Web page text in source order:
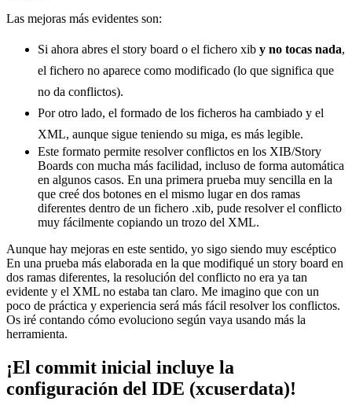
Las mejoras más evidentes son:
Si ahora abres el story board o el fichero xib y no tocas nada,
el fichero no aparece como modificado (lo que significa que
no da conflictos).
Por otro lado, el formado de los ficheros ha cambiado y el
XML, aunque sigue teniendo su miga, es más legible.
Este formato permite resolver conflictos en los XIB/Story
Boards con mucha más facilidad, incluso de forma automática
en algunos casos. En una primera prueba muy sencilla en la
que creé dos botones en el mismo lugar en dos ramas
diferentes dentro de un fichero .xib, pude resolver el conflicto
muy fácilmente copiando un trozo del XML.
Aunque hay mejoras en este sentido, yo sigo siendo muy escéptico
En una prueba más elaborada en la que modifiqué un story board en
dos ramas diferentes, la resolución del conflicto no era ya tan
evidente y el XML no estaba tan claro. Me imagino que con un
poco de práctica y experiencia será más fácil resolver los conflictos.
Os iré contando cómo evoluciono según vaya usando más la
herramienta.
¡El commit inicial incluye la
configuración del IDE (xcuserdata)!